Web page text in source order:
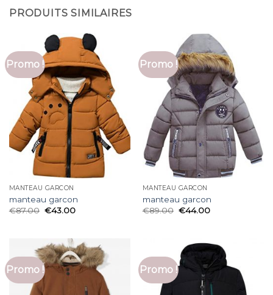
PRODUITS SIMILAIRES
Promo !
MANTEAU GARCON
manteau garcon
€87.00 €43.00
Promo !
MANTEAU GARCON
manteau garcon
€89.00 €44.00
Promo ! Promo !